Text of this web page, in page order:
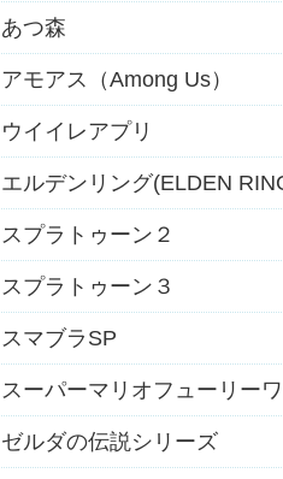
あつ森
アモアス（Among Us）
ウイイレアプリ
エルデンリング(ELDEN
スプラトゥーン２
スプラトゥーン３
スマブラSP
スーパーマリオフューリー
ゼルダの伝説シリーズ